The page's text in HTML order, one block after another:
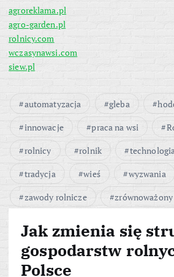
agroreklama.pl
agro-garden.pl
rolnicy.com
wczasynawsi.com
siew.pl
automatyzacja gleba
innowacje
praca na wsi
rolnicy
rolnik technologia
tradycja
wieś
wyzwania
zawody rolnicze
Jak zmienia się
gospodarstw
Polsce